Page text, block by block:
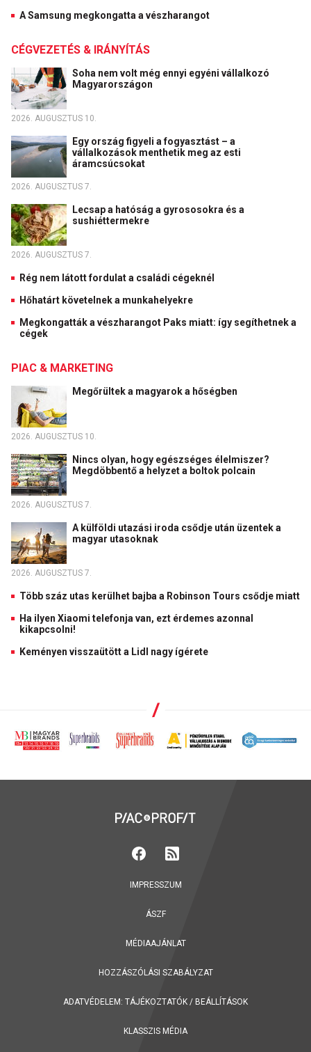
A Samsung megkongatta a vészharangot
CÉGVEZETÉS & IRÁNYÍTÁS
Soha nem volt még ennyi egyéni vállalkozó
Magyarországon
2026. AUGUSZTUS 10.
Egy ország figyeli a fogyasztást – a
vállalkozások menthetik meg az esti
áramcsúcsokat
2026. AUGUSZTUS 7.
Lecsap a hatóság a gyrososokra és a
sushiéttermekre
2026. AUGUSZTUS 7.
Rég nem látott fordulat a családi cégeknél
Hőhatárt követelnek a munkahelyekre
Megkongatták a vészharangot Paks miatt: így segíthetnek a
cégek
PIAC & MARKETING
Megőrültek a magyarok a hőségben
2026. AUGUSZTUS 10.
Nincs olyan, hogy egészséges élelmiszer?
Megdöbbentő a helyzet a boltok polcain
2026. AUGUSZTUS 7.
A külföldi utazási iroda csődje után üzentek a
magyar utasoknak
2026. AUGUSZTUS 7.
Több száz utas kerülhet bajba a Robinson Tours csődje miatt
Ha ilyen Xiaomi telefonja van, ezt érdemes azonnal
kikapcsolni!
Keményen visszaütött a Lidl nagy ígérete
IMPRESSZUM
ÁSZF
MÉDIAAJÁNLAT
HOZZÁSZÓLÁSI SZABÁLYZAT
ADATVÉDELEM: TÁJÉKOZTATÓK / BEÁLLÍTÁSOK
KLASSZIS MÉDIA